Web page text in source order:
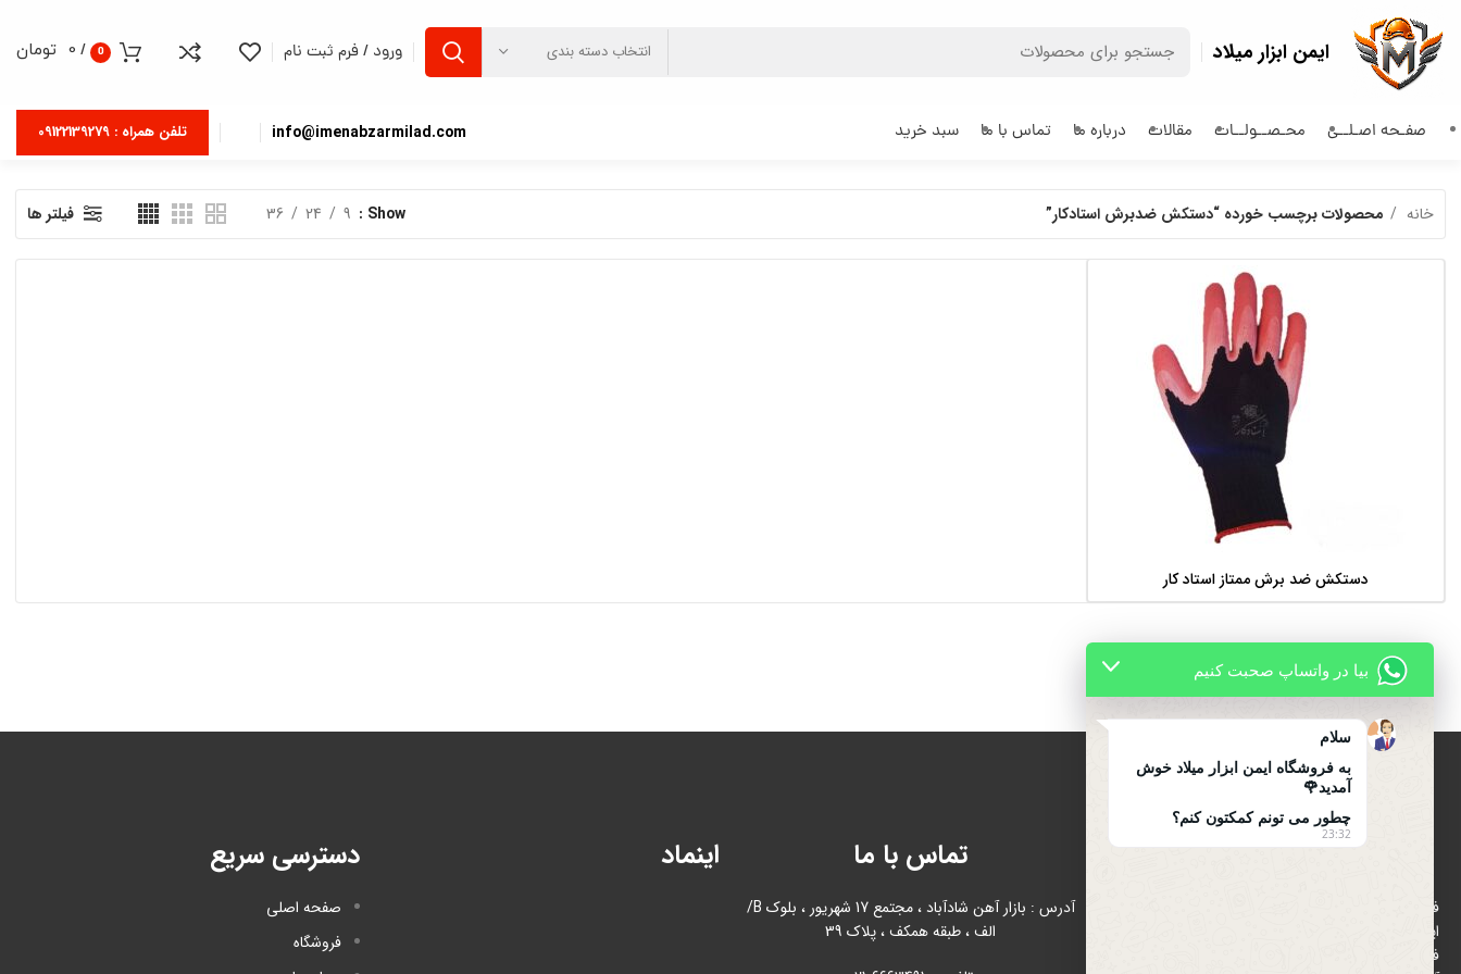
ایمن ابزار میلاد انتخاب دسته بندی ورود / فرم ثبت نام 0
/
0 تومان
صفـحه اصـلــی محـصــولــات مقالات درباره ما تماس با ما سبد خرید info@imenabzarmilad.com تلفن همراه : 09122139279
خانه محصولات برچسب خورده “دستکش ضدبرش استادکار” Show
9
24
36 فیلتر ها
اطلاعات بیشتر
دستکش ضد برش ممتاز استاد کار
درباره ایمن ابزار میلاد
فروشگاه ایمن ابزار میلاد با هدف رواج استفاده از تجهیزات
فروش تجهیزات ایمنی و ترافیکی در بازار شاد آباد ( بازار
تماس با ما
آدرس : بازار آهن شادآباد ، مجتمع 17 شهریور ، بلوک B/
الف ، طبقه همکف ، پلاک 39
اینماد دسترسی سریع
صفحه اصلی
فروشگاه
بیا در واتساپ صحبت کنیم
سلام
به فروشگاه ایمن ابزار میلاد خوش
آمدید🌹
چطور می تونم کمکتون کنم؟
23:32